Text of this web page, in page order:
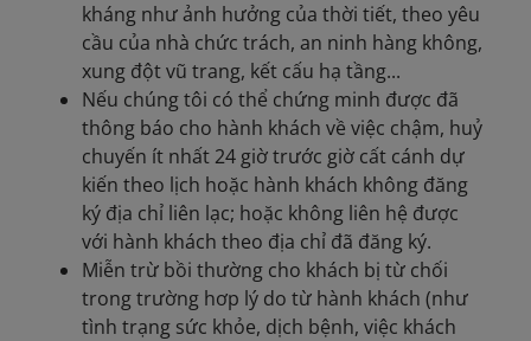
kháng như ảnh hưởng của thời tiết, theo yêu
cầu của nhà chức trách, an ninh hàng không,
xung đột vũ trang, kết cấu hạ tầng...
Nếu chúng tôi có thể chứng minh được đã
thông báo cho hành khách về việc chậm, huỷ
chuyến ít nhất 24 giờ trước giờ cất cánh dự
kiến theo lịch hoặc hành khách không đăng
ký địa chỉ liên lạc; hoặc không liên hệ được
với hành khách theo địa chỉ đã đăng ký.
Miễn trừ bồi thường cho khách bị từ chối
trong trường hơp lý do từ hành khách (như
tình trạng sức khỏe, dịch bệnh, việc khách